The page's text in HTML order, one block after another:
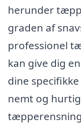
herunder
graden af
professionel
kan give dig
dine
nemt og